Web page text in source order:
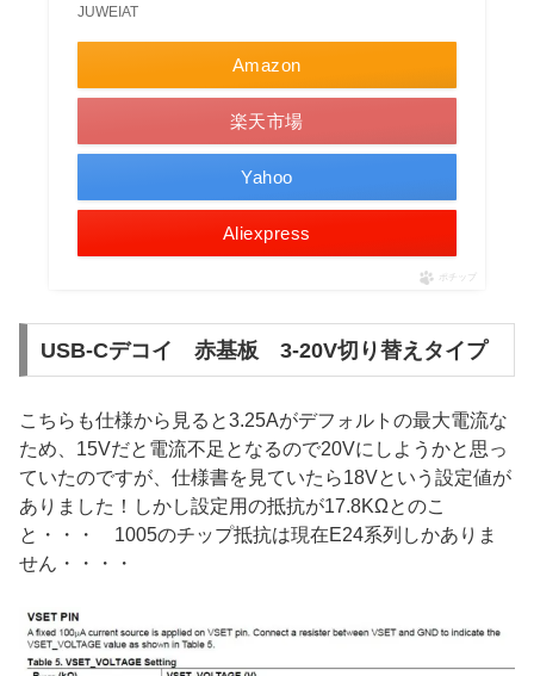
JUWEIAT
Amazon
楽天市場
Yahoo
Aliexpress
ポチップ
USB-Cデコイ 赤基板 3-20V切り替えタイプ
こちらも仕様から見ると3.25Aがデフォルトの最大電流な
ため、15Vだと電流不足となるので20Vにしようかと思っ
ていたのですが、仕様書を見ていたら18Vという設定値が
ありました！しかし設定用の抵抗が17.8KΩとのこ
と・・・ 1005のチップ抵抗は現在E24系列しかありま
せん・・・・